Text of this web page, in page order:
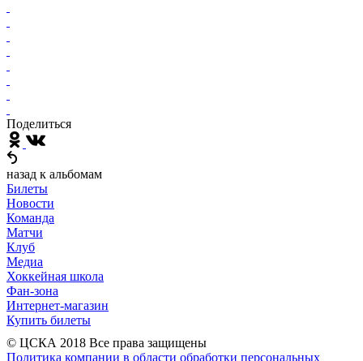
Поделиться
назад к альбомам
Билеты
Новости
Команда
Матчи
Клуб
Медиа
Хоккейная школа
Фан-зона
Интернет-магазин
Купить билеты
© ЦСКА 2018 Все права защищены
Политика компании в области обработки персональных